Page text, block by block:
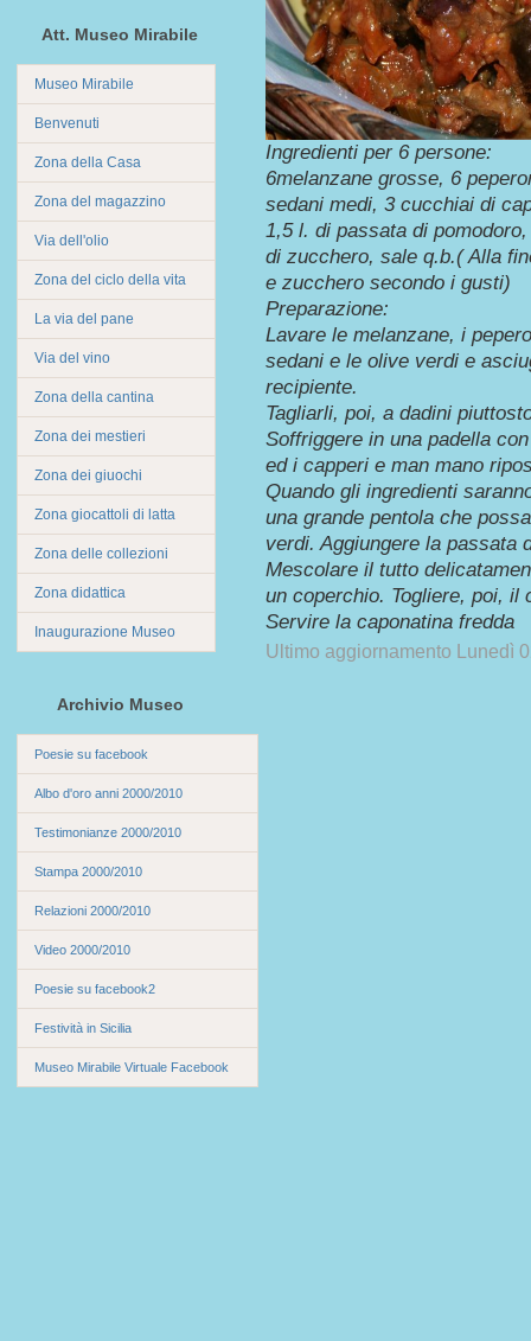
Att. Museo Mirabile
Museo Mirabile
Benvenuti
Zona della Casa
Zona del magazzino
Via dell'olio
Zona del ciclo della vita
La via del pane
Via del vino
Zona della cantina
Zona dei mestieri
Zona dei giuochi
Zona giocattoli di latta
Zona delle collezioni
Zona didattica
Inaugurazione Museo
Archivio Museo
Poesie su facebook
Albo d'oro anni 2000/2010
Testimonianze 2000/2010
Stampa 2000/2010
Relazioni 2000/2010
Video 2000/2010
Poesie su facebook2
Festività in Sicilia
Museo Mirabile Virtuale Facebook
Ingredienti per 6 persone:
6melanzane grosse, 6
sedani medi, 3 cucchiai di
1,5 l. di passata di
di zucchero, sale q.b.( Alla
e zucchero secondo i gusti)
Preparazione:
Lavare le melanzane, i
sedani e le olive verdi e
recipiente.
Tagliarli, poi, a dadini
Soffriggere in una padella
ed i capperi e man mano
Quando gli ingredienti
una grande pentola che
verdi. Aggiungere la passata
Mescolare il tutto
un coperchio. Togliere, poi, il
Servire la caponatina fredda
Ultimo aggiornamento Lunedì